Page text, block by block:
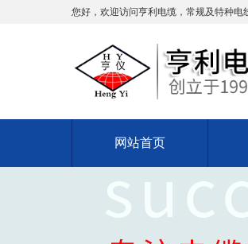
您好，欢迎访问亨利电缆，常规及特种
网站首页